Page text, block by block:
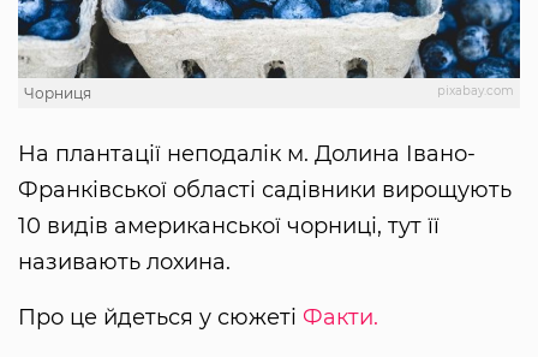
pixabay.com
Чорниця
На плантації неподалік м. Долина Івано-
Франківської області садівники вирощують
10 видів американської чорниці, тут її
називають лохина.
Про це йдеться у сюжеті Факти.